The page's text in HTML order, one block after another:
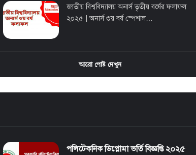
জাতীয় বিশ্ববিদ্যালয় অনার্স তৃতীয় বর্ষের ফলাফল
২০২৫ | অনার্স ৩য় বর্ষ স্পেশাল…
আরো পোষ্ট দেখুন
পলিটেকনিক ডিপ্লোমা ভর্তি বিজ্ঞপ্তি ২০২৫